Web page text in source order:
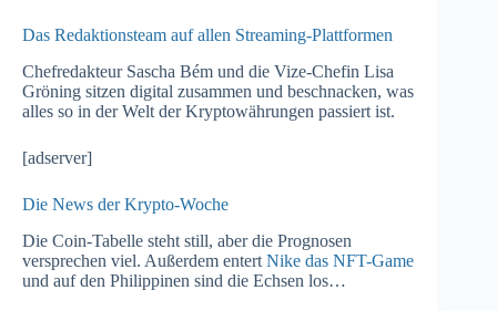
Das Redaktionsteam auf allen Streaming-Plattformen
Chefredakteur Sascha Bém und die Vize-Chefin Lisa
Gröning sitzen digital zusammen und beschnacken, was
alles so in der Welt der Kryptowährungen passiert ist.
[adserver]
Die News der Krypto-Woche
Die Coin-Tabelle steht still, aber die Prognosen
versprechen viel. Außerdem entert Nike das NFT-Game
und auf den Philippinen sind die Echsen los…